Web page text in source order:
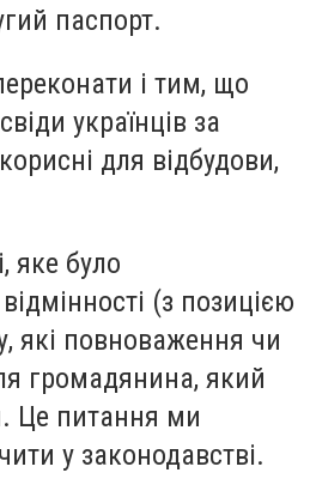
паспорт.
і тим, що
українців за
для відбудови,
яке було
(з позицією
які повноваження чи
громадянина, який
Це питання ми
у законодавстві.